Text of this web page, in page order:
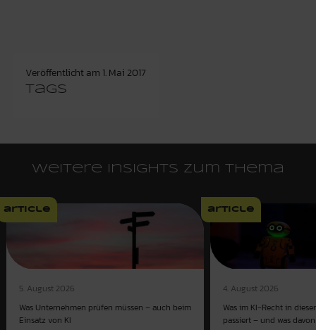
Veröffentlicht am 1. Mai 2017
Tags
Weitere Insights zum Thema
article
5. August 2026
Was Unternehmen prüfen müssen – auch beim
Einsatz von KI
article
4. August 2026
Was im KI-Recht in
passiert – und was